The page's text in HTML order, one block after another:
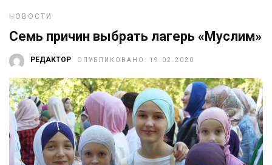
НОВОСТИ
Семь причин выбрать лагерь «Муслим»
РЕДАКТОР ОПУБЛИКОВАНО: 19.02.2020